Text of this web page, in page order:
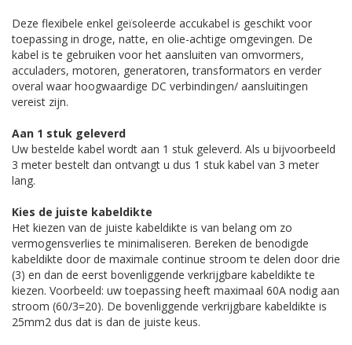
Deze flexibele enkel geïsoleerde accukabel is geschikt voor
toepassing in droge, natte, en olie-achtige omgevingen. De
kabel is te gebruiken voor het aansluiten van omvormers,
acculaders, motoren, generatoren, transformators en verder
overal waar hoogwaardige DC verbindingen/ aansluitingen
vereist zijn.
Aan 1 stuk geleverd
Uw bestelde kabel wordt aan 1 stuk geleverd. Als u bijvoorbeeld
3 meter bestelt dan ontvangt u dus 1 stuk kabel van 3 meter
lang.
Kies de juiste kabeldikte
Het kiezen van de juiste kabeldikte is van belang om zo
vermogensverlies te minimaliseren. Bereken de benodigde
kabeldikte door de maximale continue stroom te delen door drie
(3) en dan de eerst bovenliggende verkrijgbare kabeldikte te
kiezen. Voorbeeld: uw toepassing heeft maximaal 60A nodig aan
stroom (60/3=20). De bovenliggende verkrijgbare kabeldikte is
25mm2 dus dat is dan de juiste keus.